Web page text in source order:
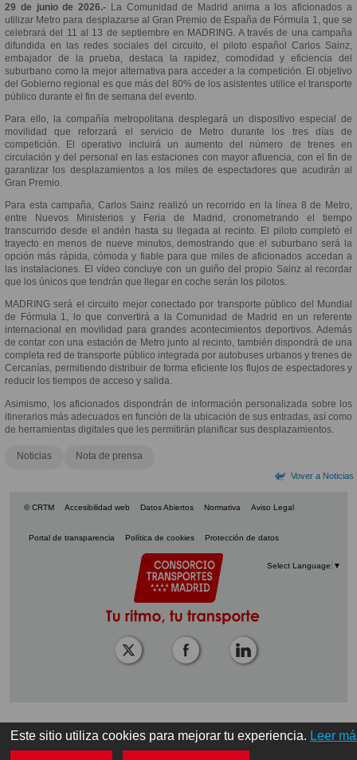
Este sitio utiliza cookies para mejorar tu experiencia. Leer
29 de junio de 2026.- La Comunidad de Madrid anima a los aficionados a
utilizar Metro para desplazarse al Gran Premio de España de Fórmula 1, que se
celebrará del 11 al 13 de septiembre en MADRING. A través de una campaña
difundida en las redes sociales del circuito, el piloto español Carlos Sainz,
embajador de la prueba, destaca la rapidez, comodidad y eficiencia del
suburbano como la mejor alternativa para acceder a la competición. El objetivo
del Gobierno regional es que más del 80% de los asistentes utilice el transporte
público durante el fin de semana del evento.
Para ello, la compañía metropolitana desplegará un dispositivo especial de
movilidad que reforzará el servicio de Metro durante los tres días de
competición. El operativo incluirá un aumento del número de trenes en
circulación y del personal en las estaciones con mayor afluencia, con el fin de
garantizar los desplazamientos a los miles de espectadores que acudirán al
Gran Premio.
Para esta campaña, Carlos Sainz realizó un recorrido en la línea 8 de Metro,
entre Nuevos Ministerios y Feria de Madrid, cronometrando el tiempo
transcurrido desde el andén hasta su llegada al recinto. El piloto completó el
trayecto en menos de nueve minutos, demostrando que el suburbano será la
opción más rápida, cómoda y fiable para que miles de aficionados accedan a
las instalaciones. El vídeo concluye con un guiño del propio Sainz al recordar
que los únicos que tendrán que llegar en coche serán los pilotos.
MADRING será el circuito mejor conectado por transporte público del Mundial
de Fórmula 1, lo que convertirá a la Comunidad de Madrid en un referente
internacional en movilidad para grandes acontecimientos deportivos. Además
de contar con una estación de Metro junto al recinto, también dispondrá de una
completa red de transporte público integrada por autobuses urbanos y trenes de
Cercanías, permitiendo distribuir de forma eficiente los flujos de espectadores y
reducir los tiempos de acceso y salida.
Asimismo, los aficionados dispondrán de información personalizada sobre los
itinerarios más adecuados en función de la ubicación de sus entradas, así como
de herramientas digitales que les permitirán planificar sus desplazamientos.
Noticias Nota de prensa
Vover a Noticias
© CRTM Accesibilidad web Datos Abiertos Normativa Aviso Legal
Portal de transparencia Política de cookies Protección de datos
Select Language ▼